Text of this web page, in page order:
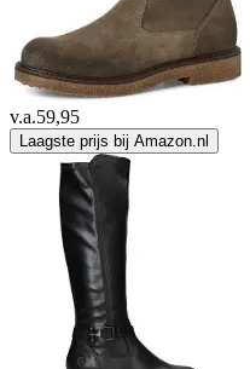
v.a.59,95
Laagste prijs bij Amazon.nl